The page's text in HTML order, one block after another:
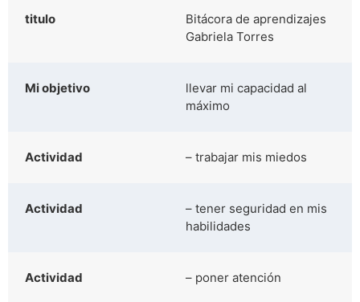
titulo
Bitácora de aprendizajes
Gabriela Torres
Mi objetivo
llevar mi capacidad al
máximo
Actividad – trabajar mis miedos
Actividad
– tener seguridad en mis
habilidades
Actividad – poner atención